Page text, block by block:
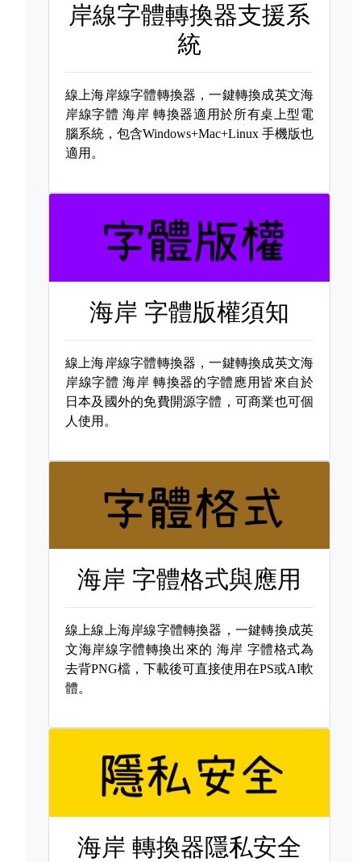
岸線字體轉換器支援系
統
線上海岸線字體轉換器，一鍵轉換成英文海
岸線字體海岸 轉換器適用於所有桌上型電
腦系統，包含Windows+Mac+Linux 手機版也
適用。
海岸 字體版權須知
線上海岸線字體轉換器，一鍵轉換成英文海
岸線字體海岸 轉換器的字體應用皆來自於
日本及國外的免費開源字體，可商業也可個
人使用。
海岸 字體格式與應用
線上線上海岸線字體轉換器，一鍵轉換成英
文海岸線字體轉換出來的 海岸 字體格式為
去背PNG檔，下載後可直接使用在PS或AI軟
體。
海岸 轉換器隱私安全